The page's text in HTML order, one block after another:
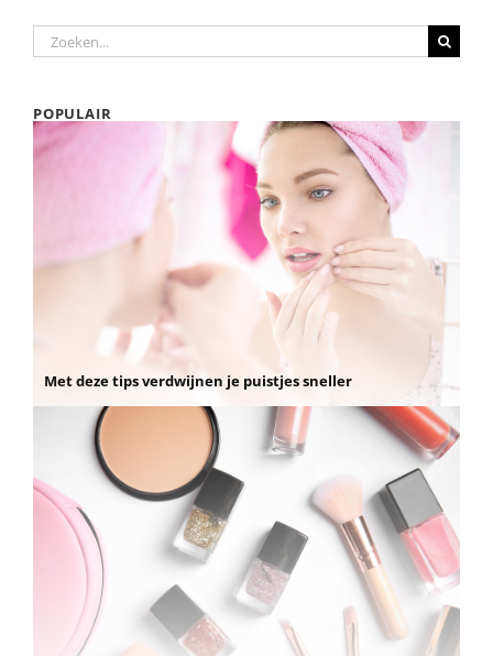
Zoeken
naar:
POPULAIR
Met deze tips verdwijnen je puistjes sneller